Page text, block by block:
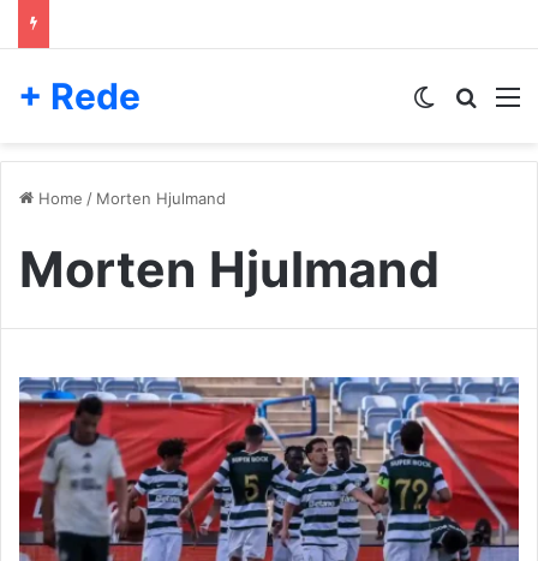
+ Rede Switch skin
Home / Morten Hjulmand
Morten Hjulmand